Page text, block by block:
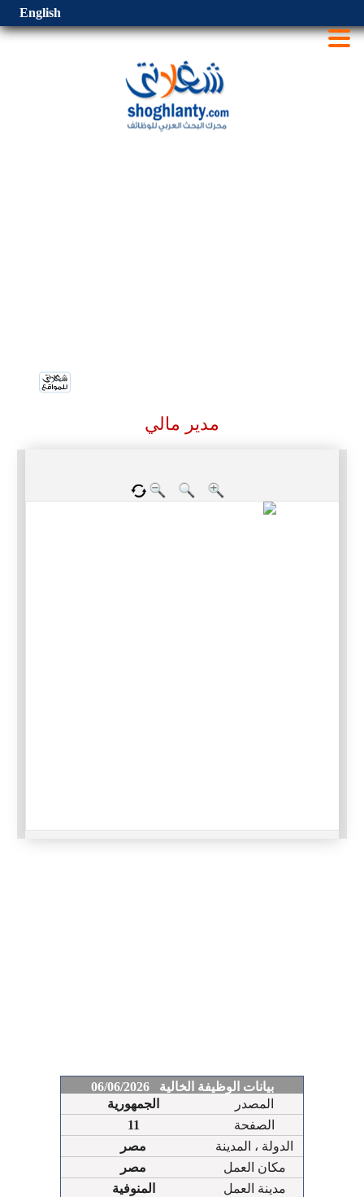
English
مدير مالي
بيانات الوظيفة الخالية 06/06/2026
الجمهورية
المصدر
11
الصفحة
مصر
الدولة ، المدينة
مصر
مكان العمل
المنوفية
مدينة العمل